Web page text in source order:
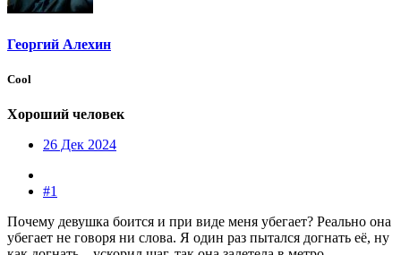
Георгий Алехин
Cool
Хороший человек
26 Дек 2024
#1
Почему девушка боится и при виде меня убегает? Реально она
убегает не говоря ни слова. Я один раз пытался догнать её, ну